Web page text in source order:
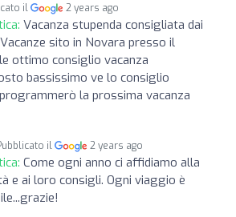
il 2 years ago
Vacanza stupenda consigliata dai
sito in Novara presso il
ottimo consiglio vacanza
bassissimo ve lo consiglio
la prossima vacanza
il 2 years ago
Come ogni anno ci affidiamo alla
e ai loro consigli. Ogni viaggio è